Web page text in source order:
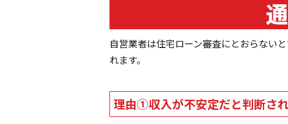
自営業者は住宅ローン審査にとおらない
れます。
理由①収入が不安定だと判断さ